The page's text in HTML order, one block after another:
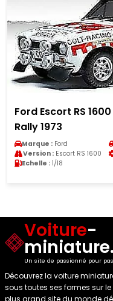
Ford Escort RS
Rally 1973
Marque : Ford
Version : Escort RS 1600
Echelle : 1/18
Voiture-
Un site de passionné pour
Découvrez la voiture
sous toutes ses formes sur le